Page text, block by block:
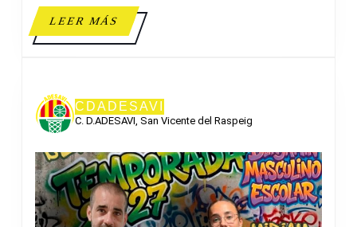
LEER MÁSLEER
MÁS
CDADESAVI
C. D.ADESAVI, San Vicente del Raspeig